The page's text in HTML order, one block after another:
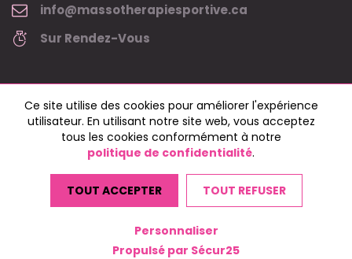
info@massotherapiesportive.ca
Sur Rendez-Vous
Copyright © 2024 massothérapie sportive - Marie-Claude Légaré •
Tous droits réservés.
Web parjeremiel.ca
Ce site utilise des cookies pour améliorer l'expérience
utilisateur. En utilisant notre site web, vous acceptez
tous les cookies conformément à notre
politique de confidentialité.
TOUT ACCEPTER TOUT REFUSER
Personnaliser
Propulsé par Sécur25
Modifier vos préférences de cookies